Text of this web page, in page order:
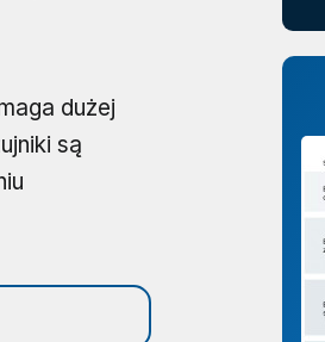
dużej
są